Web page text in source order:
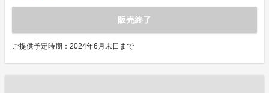
販売終了
ご提供予定時期：2024年6月末日まで